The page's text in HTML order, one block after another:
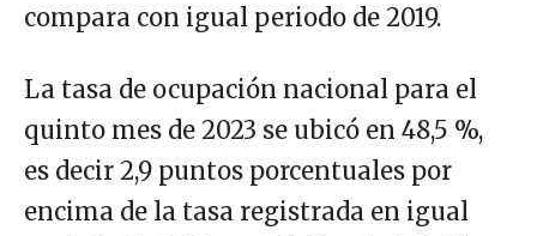
compara con igual periodo de 2019.
La tasa de ocupación nacional para el
quinto mes de 2023 se ubicó en 48,5 %,
es decir 2,9 puntos porcentuales por
encima de la tasa registrada en igual